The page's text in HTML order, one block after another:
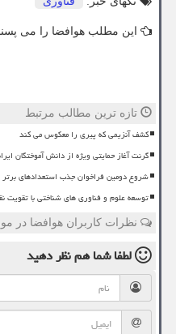
این مطلب هوافضا را می
تازه ترین مطالب مرتبط
کشف آنزیمی که پیری را معکوس می کند
گرنت آغاز حمایتی ویژه از دانش آموختگان ایرانی ۲۰۰ دانشگاه برتر
شروع دومین فراخوان جذب استعدادهای
توسعه علوم و فناوری های شناختی با تقویت
نظرات کاربران هوافضا در
لطفا شما همنظر دهید